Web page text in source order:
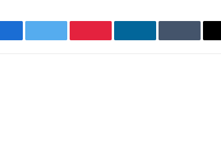
FacebookTwitter PinterestLinkedInTumblr